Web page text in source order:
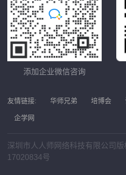
添加企业微信咨询
友情链接: 华师兄弟 培博会
企学网
深圳市人人师网络科技有限公司版
17020834号